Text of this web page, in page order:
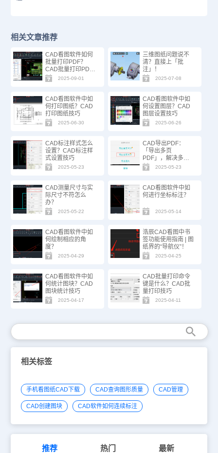
相关文章推荐
CAD看图软件如何
批量打印PDF？
CAD批量打印PDF
方法技巧！
2025-09-01
三维图纸问题说不
清？直接上「批
注」！
2025-07-08
CAD看图软件中如
何打印图纸？CAD
打印图纸技巧
2025-06-30
CAD看图软件中如
何设置图层？CAD
图层设置技巧
2025-06-26
CAD标注样式怎么
设置？CAD标注样
式设置技巧
2025-05-23
CAD导出PDF：
「导出多页
PDF」，解决多图
框图纸分页难题！
2025-05-23
CAD测量尺寸与实
际尺寸不符怎么
办？
2025-05-22
CAD看图软件中如
何进行坐标标注？
2025-05-14
CAD看图软件中如
何绘制相应的角
度？
2025-04-29
浩辰CAD看图中书
签功能使用指南 | 图
纸界的“导航仪”！
2025-04-25
CAD看图软件中如
何统计图块？CAD
图块统计技巧
2025-04-17
CAD批量打印命令
键是什么？CAD批
量打印技巧
2025-04-11
相关标签
手机看图纸CAD下载 CAD查询图形质量 CAD管理
CAD创建图块 CAD软件如何连续标注
推荐 热门 最新